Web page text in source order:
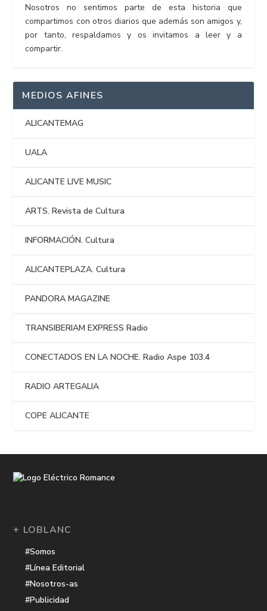
Nosotros no sentimos parte de esta historia que
compartimos con otros diarios que además son amigos y,
por tanto, respaldamos y os invitamos a leer y a
compartir.
MEDIOS AFINES
ALICANTEMAG
UALA
ALICANTE LIVE MUSIC
ARTS. Revista de Cultura
INFORMACIÓN. Cultura
ALICANTEPLAZA. Cultura
PANDORA MAGAZINE
TRANSIBERIAM EXPRESS Radio
CONECTADOS EN LA NOCHE. Radio Aspe 103.4
RADIO ARTEGALIA
COPE ALICANTE
+ LOBLANC
#Somos
#Línea Editorial
#Nosotros-as
#Publicidad